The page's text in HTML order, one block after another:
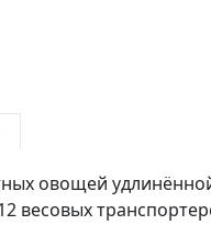
овощей
весовых